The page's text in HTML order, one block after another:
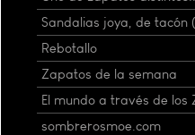
Sandalias joya, de tacón
Rebotallo
Zapatos de la semana
El mundo a través de los
sombrerosmoe.com